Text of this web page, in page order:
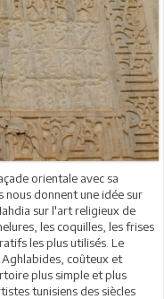
orientale avec sa
donnent une idée sur
sur l'art religieux de
les coquilles, les frises
les plus utilisés. Le
coûteux et
plus simple et plus
tunisiens des siècles